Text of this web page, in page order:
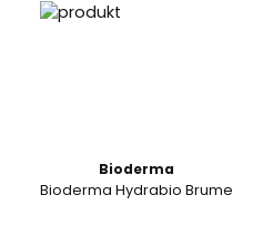
Bioderma
Bioderma Hydrabio Brume